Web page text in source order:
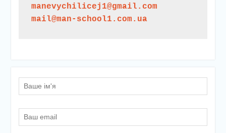
manevychilicej1@gmail.com
mail@man-school1.com.ua